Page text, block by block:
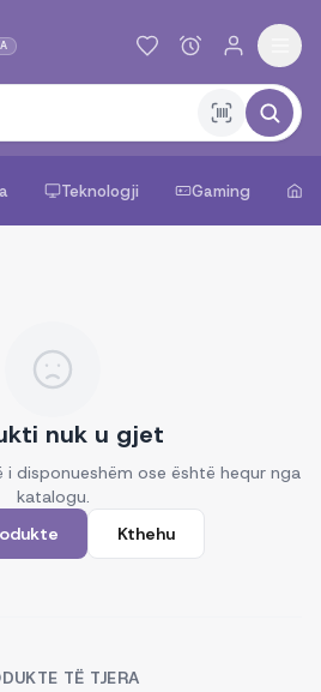
Teknologji Gaming
nuk u gjet
disponueshëm ose është hequr nga
katalogu.
Kthehu
TË TJERA